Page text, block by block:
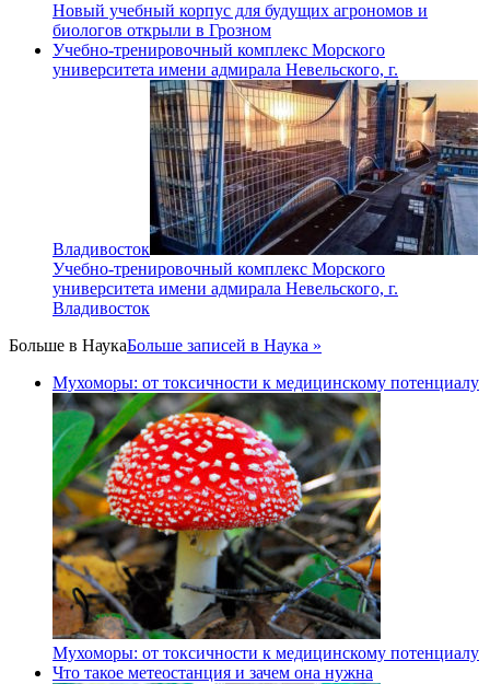
Новый учебный корпус для будущих агрономов и
биологов открыли в Грозном
Учебно-тренировочный комплекс Морского
университета имени адмирала Невельского, г.
Владивосток
Учебно-тренировочный комплекс Морского
университета имени адмирала Невельского, г.
Владивосток
Больше в НаукаБольше записей в Наука »
Мухоморы: от токсичности к медицинскому потенциалу
Мухоморы: от токсичности к медицинскому потенциалу
Что такое метеостанция и зачем она нужна